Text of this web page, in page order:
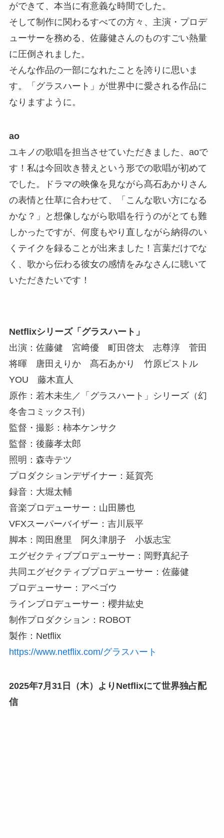
ができて、本当に有意義な時間でした。
そして制作に関わるすべての方々、主演・プロデ
ューサーを務める、佐藤健さんのものすごい熱量
に圧倒されました。
そんな作品の一部になれたことを誇りに思いま
す。「グラスハート」が世界中に愛される作品に
なりますように。
ao
ユキノの歌唱を担当させていただきました、aoで
す！私は今回吹き替えという形での歌唱が初めて
でした。ドラマの映像を見ながら髙石あかりさん
の表情と仕草に合わせて、「こんな歌い方になる
かな？」と想像しながら歌唱を行うのがとても難
しかったですが、何度もやり直しながら納得のい
くテイクを録ることが出来ました！言葉だけでな
く、歌から伝わる彼女の感情をみなさんに聴いて
いただきたいです！
Netflixシリーズ「グラスハート」
出演：佐藤健 宮﨑優 町田啓太 志尊淳 菅田
将暉 唐田えりか 髙石あかり 竹原ピストル
YOU 藤木直人
原作：若木未生／「グラスハート」シリーズ（幻
冬舎コミックス刊）
監督・撮影：柿本ケンサク
監督：後藤孝太郎
照明：森寺テツ
プロダクションデザイナー：延賀亮
録音：大堀太輔
音楽プロデューサー：山田勝也
VFXスーパーバイザー：吉川辰平
脚本：岡田麿里 阿久津朋子 小坂志宝
エグゼクティブプロデューサー：岡野真紀子
共同エグゼクティブプロデューサー：佐藤健
プロデューサー：アベゴウ
ラインプロデューサー：櫻井紘史
制作プロダクション：ROBOT
製作：Netflix
https://www.netflix.com/グラスハート
2025年7月31日（木）よりNetflixにて世界独占配
信